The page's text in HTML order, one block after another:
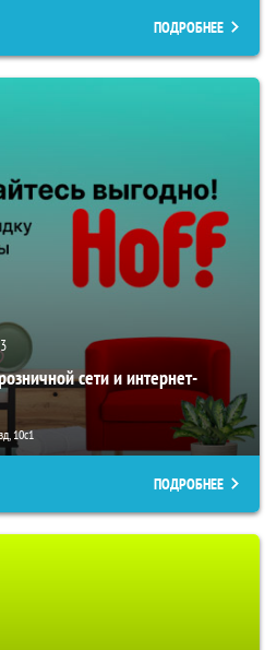
ПОДРОБНЕЕ
сети и интернет-
10с1
ПОДРОБНЕЕ